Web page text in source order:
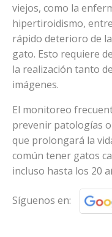
viejos, como la
hipertiroidismo,
rápido deterioro de
gato. Esto requiere
la realización tanto
imágenes.
El monitoreo
prevenir patologías
que prolongará la
común tener gatos
incluso hasta los 20
Síguenos en: